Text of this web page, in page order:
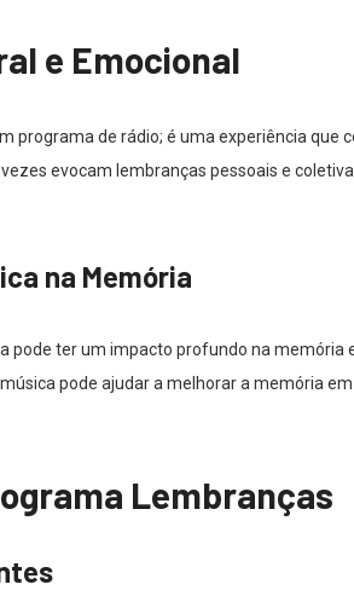
e Emocional
programa de rádio; é uma experiência que
evocam lembranças pessoais e
na Memória
pode ter um impacto profundo na memória
música pode ajudar a melhorar a memória
Lembranças